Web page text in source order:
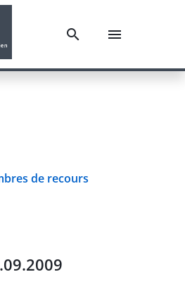
de recours